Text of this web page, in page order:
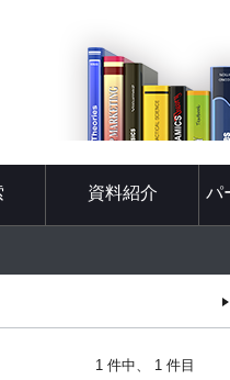
資料紹介 パ
1 件中、 1 件目